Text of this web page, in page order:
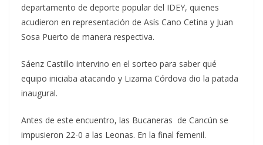
departamento de deporte popular del IDEY, quienes
acudieron en representación de Asís Cano Cetina y Juan
Sosa Puerto de manera respectiva.
Sáenz Castillo intervino en el sorteo para saber qué
equipo iniciaba atacando y Lizama Córdova dio la patada
inaugural.
Antes de este encuentro, las Bucaneras de Cancún se
impusieron 22-0 a las Leonas. En la final femenil.